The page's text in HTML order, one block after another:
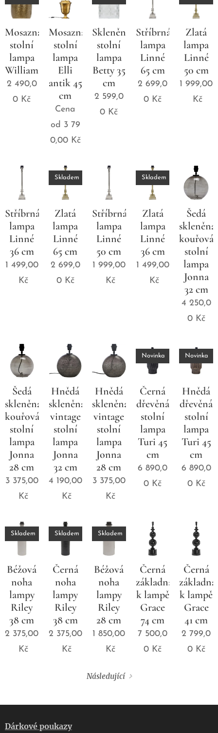
Mosazná
stolní
lampa
William
2 490,0
0 Kč
Mosazná
stolní
lampa
Elli
antik 45
cm
Cena
od 3 79
0,00Kč
Skleněná
stolní
lampa
Betty 35
cm
2 599,0
0 Kč
Stříbrná
lampa
Linné
65 cm
2 699,0
0 Kč
Zlatá
lampa
Linné
50 cm
1 999,00
Kč
Stříbrná
lampa
Linné
36 cm
1 499,00
Kč
Zlatá
lampa
Linné
65 cm
Skladem
2 699,0
0Kč
Stříbrná
lampa
Linné
50 cm
1 999,00
Kč
Zlatá
lampa
Linné
36 cm
Skladem
1 499,00
Kč
Šedá
skleněná
kouřová
stolní
lampa
Jonna
32 cm
4 250,0
0Kč
Šedá
skleněná
kouřová
stolní
lampa
Jonna
28 cm
3 375,00
Kč
Hnědá
skleněná
vintage
stolní
lampa
Jonna
32 cm
4 190,00
Kč
Hnědá
skleněná
vintage
stolní
lampa
Jonna
28 cm
3 375,00
Kč
Černá
dřevěná
stolní
lampa
Turi 45
cm
Novinka
6 890,0
0 Kč
Hnědá
dřevěná
stolní
lampa
Turi 45
cm
Novinka
6 890,0
0Kč
Béžová
noha
lampy
Riley
38 cm
Skladem
2 375,00
Kč
Černá
noha
lampy
Riley
38 cm
Skladem
2 375,00
Kč
Béžová
noha
lampy
Riley
28 cm
Skladem
1 850,00
Kč
Černá
základna
k lampě
Grace
74 cm
7 500,0
0 Kč
Černá
základna
k lampě
Grace
41 cm
2 799,0
0Kč
Následující
Dárkové poukazy